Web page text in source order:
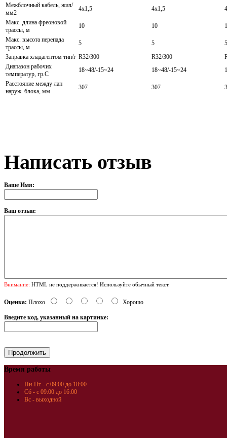
Межблочный кабель, жил/
мм2
4х1,5 4х1,5
Макс. длина фреоновой
трассы, м
10 10
Макс. высота перепада
трассы, м
5 5
5
Заправка хладагентом тип/г R32/300 R32/300
Диапазон рабочих
температур, гр.С
18~48/-15~24 18~48/-15~24
Расстояние между лап
наруж. блока, мм
307 307
Написать отзыв
Ваше Имя:
Ваш отзыв:
Внимание: HTML не поддерживается! Используйте обычный текст.
Оценка: Плохо Хорошо
Введите код, указанный на картинке:
Время работы
Пн-Пт - с 09:00 до 18:00
Сб - с 09:00 до 16:00
Вс - выходной